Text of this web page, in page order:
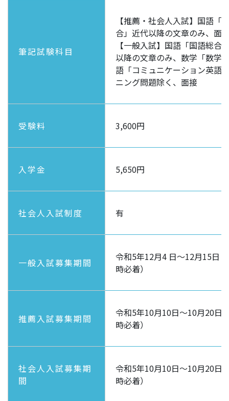
筆記試験科目
【推薦・社会人入試】国語「
合」近代以降の文章のみ、面
【一般入試】国語「国語総合
以降の文章のみ、数学「数学Ⅰ
語「コミュニケーション英語Ⅰ
ニング問題除く、面接
受験料 3,600円
入学金 5,650円
社会人入試制度 有
一般入試募集期間
令和5年12月4 日～12月15日
時必着）
推薦入試募集期間
令和5年10月10日～10月20日
時必着）
社会人入試募集期
間
令和5年10月10日～10月20日
時必着）